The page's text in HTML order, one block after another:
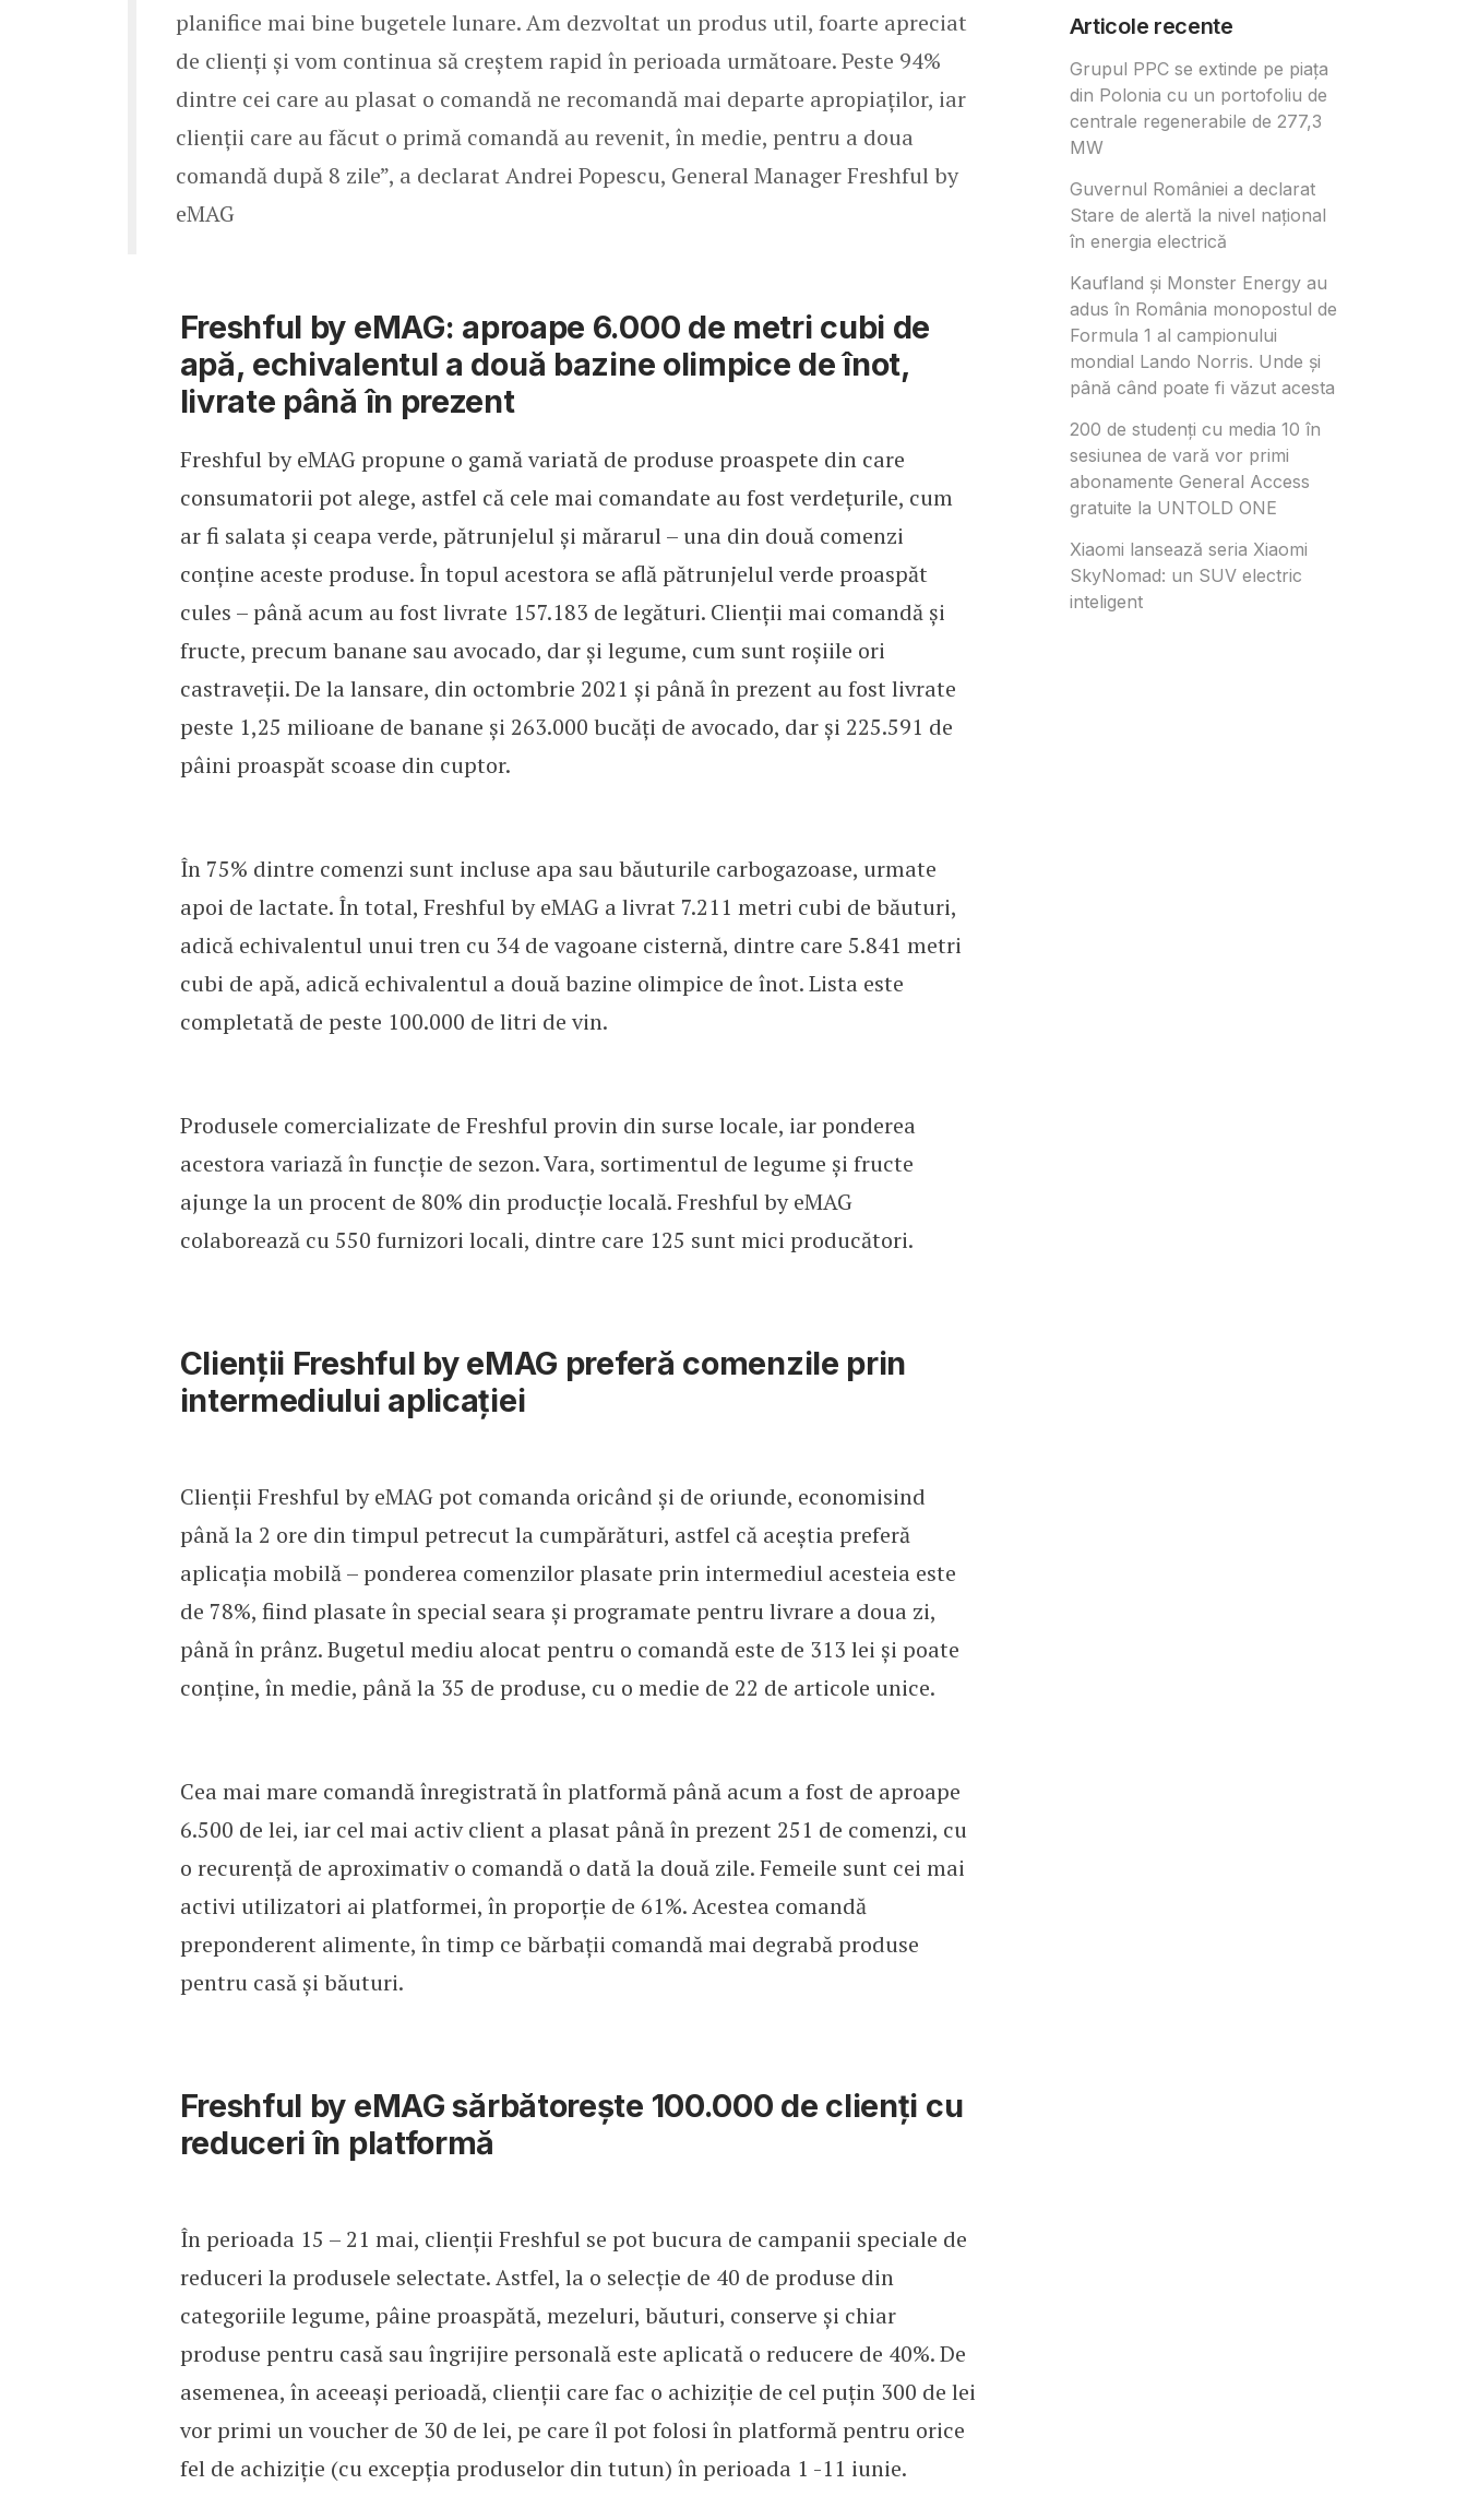
planifice mai bine bugetele lunare. Am dezvoltat un produs util, foarte apreciat
de clienți și vom continua să creștem rapid în perioada următoare. Peste 94%
dintre cei care au plasat o comandă ne recomandă mai departe apropiaților, iar
clienții care au făcut o primă comandă au revenit, în medie, pentru a doua
comandă după 8 zile”, a declarat Andrei Popescu, General Manager Freshful by
eMAG
Freshful by eMAG: aproape 6.000 de metri cubi de
apă, echivalentul a două bazine olimpice de înot,
livrate până în prezent
Freshful by eMAG propune o gamă variată de produse proaspete din care
consumatorii pot alege, astfel că cele mai comandate au fost verdețurile, cum
ar fi salata și ceapa verde, pătrunjelul și mărarul – una din două comenzi
conține aceste produse. În topul acestora se află pătrunjelul verde proaspăt
cules – până acum au fost livrate 157.183 de legături. Clienții mai comandă și
fructe, precum banane sau avocado, dar și legume, cum sunt roșiile ori
castraveții. De la lansare, din octombrie 2021 și până în prezent au fost livrate
peste 1,25 milioane de banane și 263.000 bucăți de avocado, dar și 225.591 de
pâini proaspăt scoase din cuptor.
În 75% dintre comenzi sunt incluse apa sau băuturile carbogazoase, urmate
apoi de lactate. În total, Freshful by eMAG a livrat 7.211 metri cubi de băuturi,
adică echivalentul unui tren cu 34 de vagoane cisternă, dintre care 5.841 metri
cubi de apă, adică echivalentul a două bazine olimpice de înot. Lista este
completată de peste 100.000 de litri de vin.
Produsele comercializate de Freshful provin din surse locale, iar ponderea
acestora variază în funcție de sezon. Vara, sortimentul de legume și fructe
ajunge la un procent de 80% din producție locală. Freshful by eMAG
colaborează cu 550 furnizori locali, dintre care 125 sunt mici producători.
Clienții Freshful by eMAG preferă comenzile prin
intermediului aplicației
Clienții Freshful by eMAG pot comanda oricând și de oriunde, economisind
până la 2 ore din timpul petrecut la cumpărături, astfel că aceștia preferă
aplicația mobilă – ponderea comenzilor plasate prin intermediul acesteia este
de 78%, fiind plasate în special seara și programate pentru livrare a doua zi,
până în prânz. Bugetul mediu alocat pentru o comandă este de 313 lei și poate
conține, în medie, până la 35 de produse, cu o medie de 22 de articole unice.
Cea mai mare comandă înregistrată în platformă până acum a fost de aproape
6.500 de lei, iar cel mai activ client a plasat până în prezent 251 de comenzi, cu
o recurență de aproximativ o comandă o dată la două zile. Femeile sunt cei mai
activi utilizatori ai platformei, în proporție de 61%. Acestea comandă
preponderent alimente, în timp ce bărbații comandă mai degrabă produse
pentru casă și băuturi.
Freshful by eMAG sărbătorește 100.000 de clienți cu
reduceri în platformă
În perioada 15 – 21 mai, clienții Freshful se pot bucura de campanii speciale de
reduceri la produsele selectate. Astfel, la o selecție de 40 de produse din
categoriile legume, pâine proaspătă, mezeluri, băuturi, conserve și chiar
produse pentru casă sau îngrijire personală este aplicată o reducere de 40%. De
asemenea, în aceeași perioadă, clienții care fac o achiziție de cel puțin 300 de lei
vor primi un voucher de 30 de lei, pe care îl pot folosi în platformă pentru orice
fel de achiziție (cu excepția produselor din tutun) în perioada 1 -11 iunie.
Articole recente
Grupul PPC se extinde pe piața
din Polonia cu un portofoliu de
centrale regenerabile de 277,3
MW
Guvernul României a declarat
Stare de alertă la nivel național
în energia electrică
Kaufland și Monster Energy au
adus în România monopostul de
Formula 1 al campionului
mondial Lando Norris. Unde și
până când poate fi văzut acesta
200 de studenți cu media 10 în
sesiunea de vară vor primi
abonamente General Access
gratuite la UNTOLD ONE
Xiaomi lansează seria Xiaomi
SkyNomad: un SUV electric
inteligent